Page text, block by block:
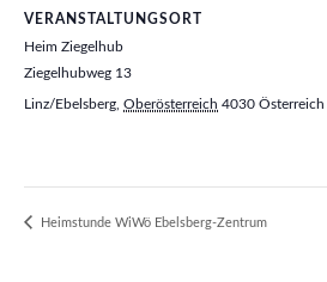
VERANSTALTUNGSORT
Heim Ziegelhub
Ziegelhubweg 13
Linz/Ebelsberg Oberösterreich 4030 Österreich
Heimstunde WiWö Ebelsberg-Zentrum